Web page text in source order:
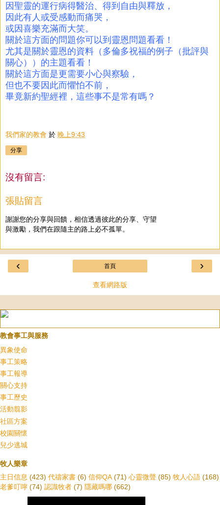
因聖靈的運行病得醫治、得到自由與釋放，
因此有人或受感動而痛哭，
或因喜樂充滿而大笑。
關於這方面的問題你可以到靈恩問題看看！
尤其是關於靈恩的資料（多倫多祝福的例子（批評與
關心））的主題看看！
關於這方面是更需要小心與察驗，
但也不要因此而懼怕不前，
畢竟新約聖經裡，這些事不是常有嗎？
我們家的教會 於 晚上9:43
分享
沒有留言:
張貼留言
謝謝您的分享與回饋，相信透過彼此的分享、守望
與激勵，我們在跟隨主的路上必不孤單。
‹ ›
首頁
查看網路版
教會事工與服務
異象使命
事工策略
事工報導
關心支持
事工歷史
活動翦影
社區方案
校園關懷
兒少逃城
牧人樂章
主日信息 (423) 代禱家書 (6) 信仰QA (71) 心靈微聲 (85) 牧人心語 (168)
老爹叮嚀 (74) 認識牧者 (7) 隱藏嗎哪 (662)